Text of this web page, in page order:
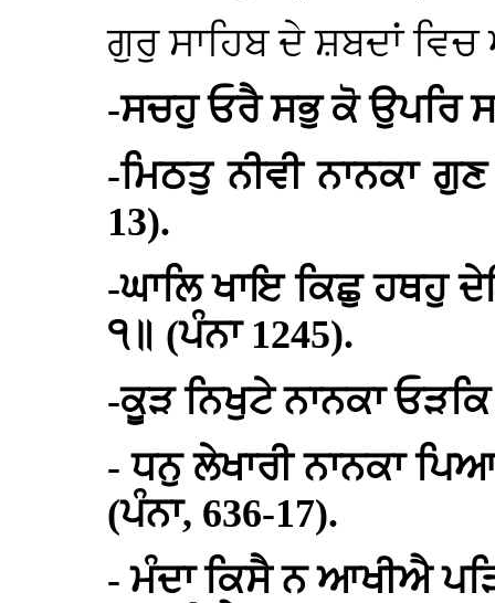
ਗੁਰੁ ਸਾਹਿਬ ਦੇ ਸ਼ਬਦਾਂ
-ਸਚਹੁ ਓਰੈ ਸਭੁ ਕੋ ਉਪਰਿ
-ਮਿਠਤੁ ਨੀਵੀ ਨਾਨਕਾ
13).
-ਘਾਲਿ ਖਾਇ ਕਿਛੁ ਹਥਹੁ
੧॥ (ਪੰਨਾ 1245).
-ਕੂੜ ਨਿਖੁਟੇ ਨਾਨਕਾ
- ਧਨੁ ਲੇਖਾਰੀ ਨਾਨਕਾ
(ਪੰਨਾ, 636-17).
- ਮੰਦਾ ਕਿਸੈ ਨ ਆਖੀਐ